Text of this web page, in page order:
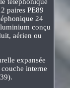
paires PE89
24
conçu
aérien ou
expansée
interne